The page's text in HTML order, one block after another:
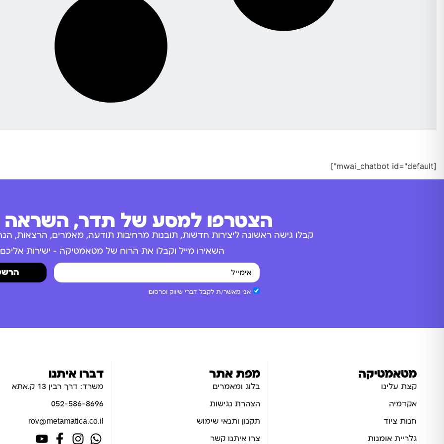
[mwai_chatbot id="default"]
הצטרפו למסע של תדר, השראה
קבלו גישה ראשונה ליצירות חדשות, תובנות מרחיבות תודעה, מאמרים, הרצאות,
השאירו מייל וקבלו את הרוח של מטאמטיקה – ישירות
אני מאשר/ת לקבל דברי שיווק ופרסום
מטאמטיקה
קצת עלינו
אקדמיה
חנות ציוד
גלריית אומנות
מפת אתר
בלוג ומאמרים
הצהרת נגישות
תקנון ותנאי שימוש
צרו איתנו קשר
דברו איתנו
משרד: דרך רבין 13 ק.אתא
052-586-8696
rov@metamatica.co.il